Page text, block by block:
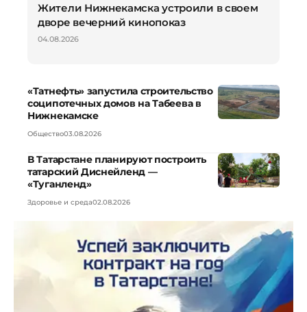
Жители Нижнекамска устроили в своем
дворе вечерний кинопоказ
04.08.2026
«Татнефть» запустила строительство
соципотечных домов на Табеева в
Нижнекамске
Общество03.08.2026
В Татарстане планируют построить
татарский Диснейленд —
«Туганленд»
Здоровье и среда02.08.2026